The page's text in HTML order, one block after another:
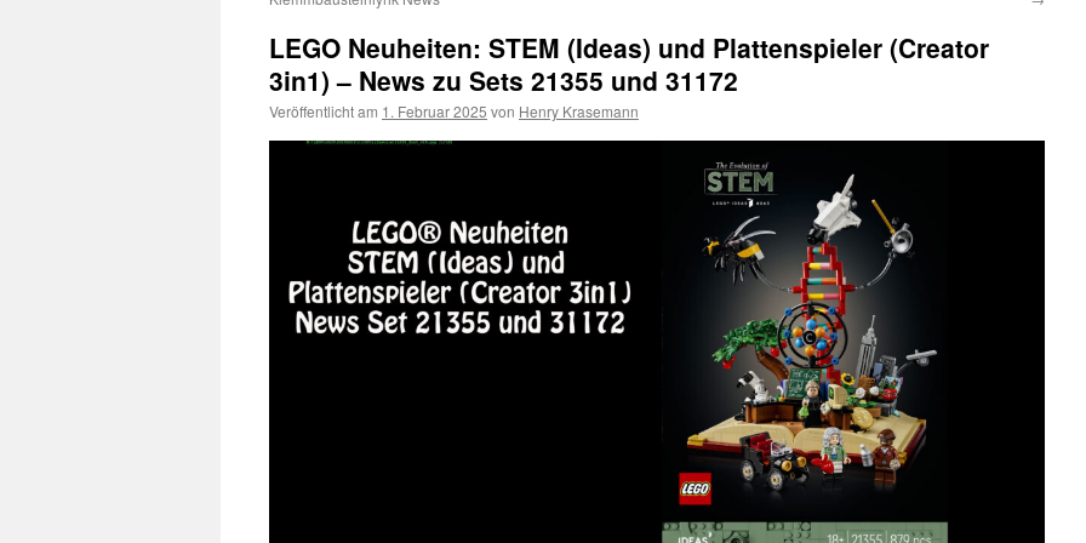
LEGO Neuheiten: STEM (Ideas) und Plattenspieler (Creator
3in1) – News zu Sets 21355 und 31172
Veröffentlicht am 1. Februar 2025 von Henry Krasemann